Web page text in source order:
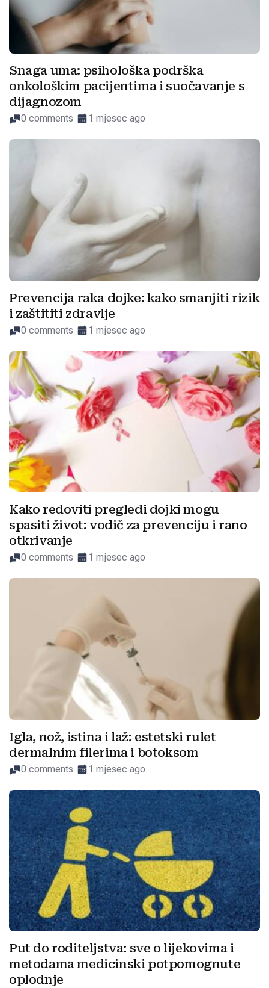
Snaga uma: psihološka podrška
onkološkim pacijentima i suočavanje s
dijagnozom
0 comments 1 mjesec ago
Prevencija raka dojke: kako smanjiti rizik
i zaštititi zdravlje
0 comments 1 mjesec ago
Kako redoviti pregledi dojki mogu
spasiti život: vodič za prevenciju i rano
otkrivanje
0 comments 1 mjesec ago
Igla, nož, istina i laž: estetski rulet
dermalnim filerima i botoksom
0 comments 1 mjesec ago
Put do roditeljstva: sve o lijekovima i
metodama medicinski potpomognute
oplodnje